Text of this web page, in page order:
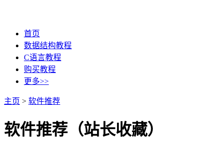
首页
数据结构教程
C语言教程
购买教程
更多>>
主页 > 软件推荐
软件推荐（站长收藏）